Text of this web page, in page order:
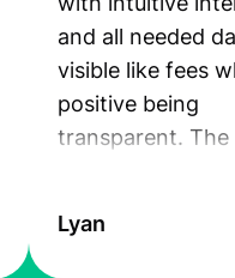
and all needed
visible like fees
positive being
transparent. The
the exchange
Lyan